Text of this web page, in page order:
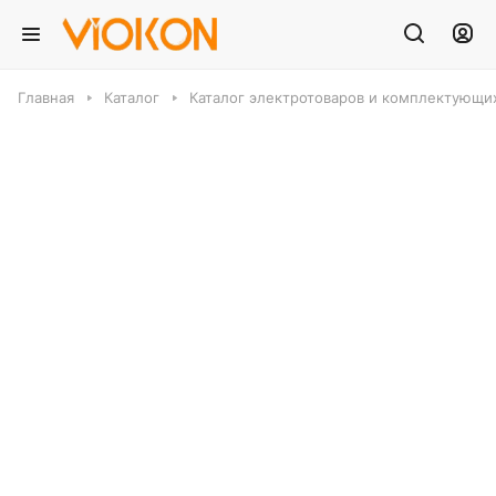
Главная Каталог Каталог электротоваров и